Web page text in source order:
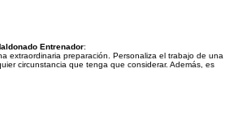
Entrenador:
extraordinaria preparación. Personaliza el trabajo de una
circunstancia que tenga que considerar. Además, es